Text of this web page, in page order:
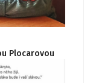
Plocarovou